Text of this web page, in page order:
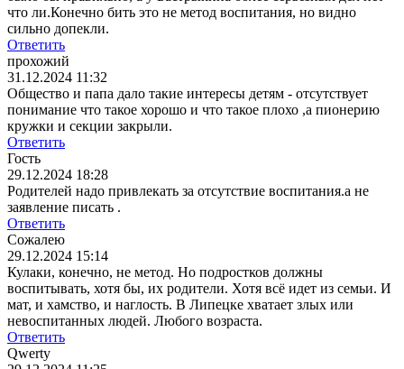
что ли.Конечно бить это не метод воспитания, но видно
сильно допекли.
Ответить
прохожий
31.12.2024 11:32
Общество и папа дало такие интересы детям - отсутствует
понимание что такое хорошо и что такое плохо ,а пионерию
кружки и секции закрыли.
Ответить
Гость
29.12.2024 18:28
Родителей надо привлекать за отсутствие воспитания.а не
заявление писать .
Ответить
Сожалею
29.12.2024 15:14
Кулаки, конечно, не метод. Но подростков должны
воспитывать, хотя бы, их родители. Хотя всё идет из семьи. И
мат, и хамство, и наглость. В Липецке хватает злых или
невоспитанных людей. Любого возраста.
Ответить
Qwerty